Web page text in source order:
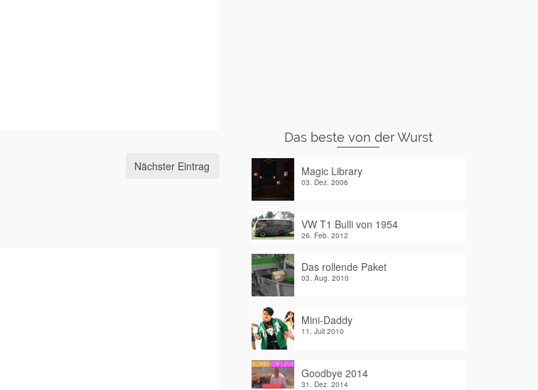
Nächster Eintrag
Das beste von der Wurst
Magic Library
03. Dez. 2006
VW T1 Bulli von 1954
26. Feb. 2012
Das rollende Paket
03. Aug. 2010
Mini-Daddy
11. Juli 2010
Goodbye 2014
31. Dez. 2014